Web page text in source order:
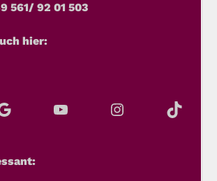
561/ 92 01 503
hier: